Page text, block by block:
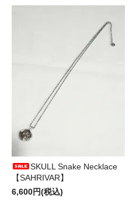
SKULL Snake Necklace
【SAHRIVAR】
6,600円(税込)